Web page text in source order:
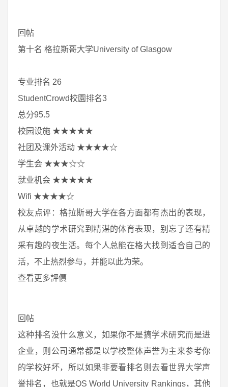
回帖
第十名 格拉斯哥大学University of Glasgow
专业排名 26
StudentCrowd校園排名3
总分95.5
校园设施 ★★★★★
社团及课外活动 ★★★★☆
学生会 ★★★☆☆
就业机会 ★★★★★
Wifi ★★★★☆
校友点评：格拉斯哥大学在各方面都有杰出的表现，
从卓越的学术研究到精湛的体育表现，别忘了还有精
采有趣的夜生活。每个人总能在格大找到适合自己的
活，不止热烈参与，并能以此为荣。
查看更多評價
回帖
这种排名没什么意义，如果你不是搞学术研究而是进
企业，则公司通常都是以学校整体声誉为主来参考你
的学校好坏，所以如果非要看排名则去看世界大学声
誉排名，也就是QS World University Rankings，其他